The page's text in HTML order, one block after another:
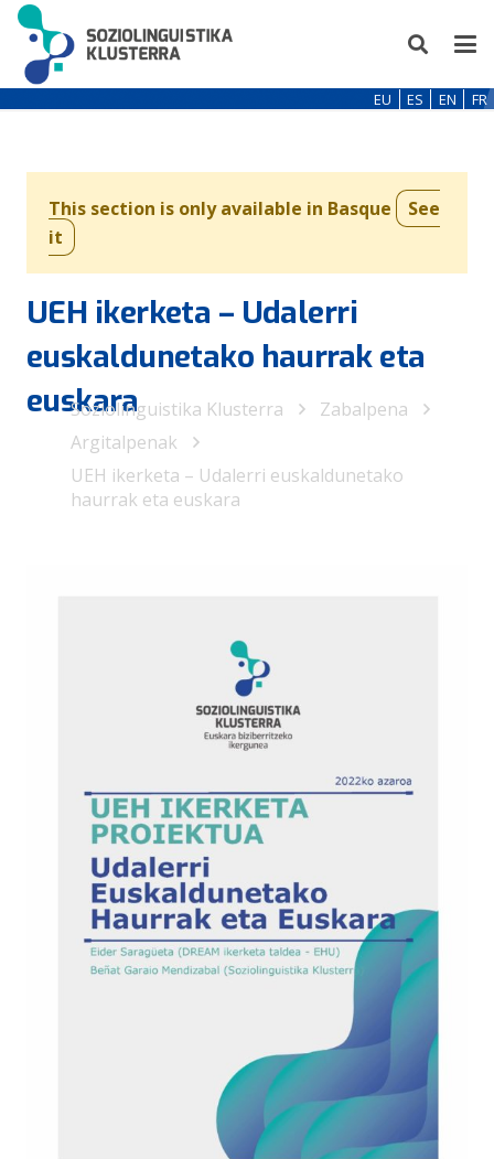
EU ES EN FR
This section is only available in Basque
See
it
UEH ikerketa – Udalerri
euskaldunetako haurrak eta
euskara
Soziolinguistika Klusterra
Zabalpena
Argitalpenak
UEH ikerketa – Udalerri euskaldunetako
haurrak eta euskara